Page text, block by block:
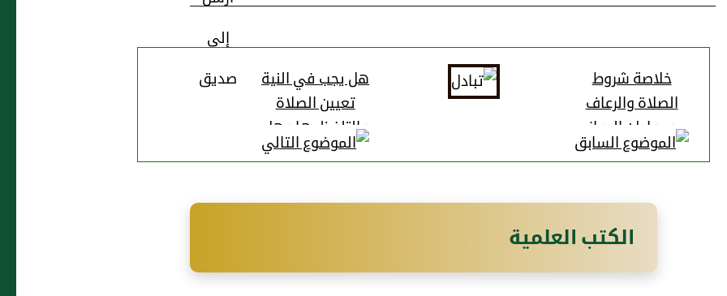
خلاصة شروط
الصلاة والرعاف
ومواطن الجواز
والكراهية
هل يجب في النية
تعيين الصلاة
والتلفظ بها وهل
يضر ذهابها؟
الكتب العلمية